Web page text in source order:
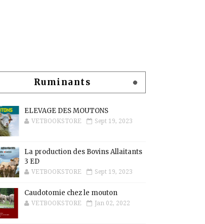
Ruminants
ELEVAGE DES MOUTONS
VETBOOKSTORE Sept 19, 2023
La production des Bovins Allaitants
3 ED
VETBOOKSTORE Sept 19, 2023
Caudotomie chez le mouton
VETBOOKSTORE Jan 02, 2022